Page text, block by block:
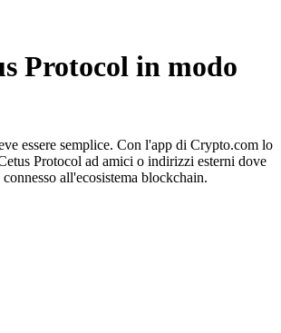
Protocol in modo
essere semplice. Con l'app di Crypto.com lo
Protocol ad amici o indirizzi esterni dove
all'ecosistema blockchain.